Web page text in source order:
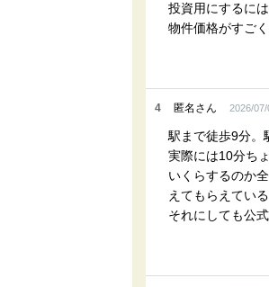
投資用にするには
物件価格がすご
4 匿名さん 2026/
駅まで徒歩9分。
実際には10分ち
いくらするのか
えてもらえてい
それにしても公